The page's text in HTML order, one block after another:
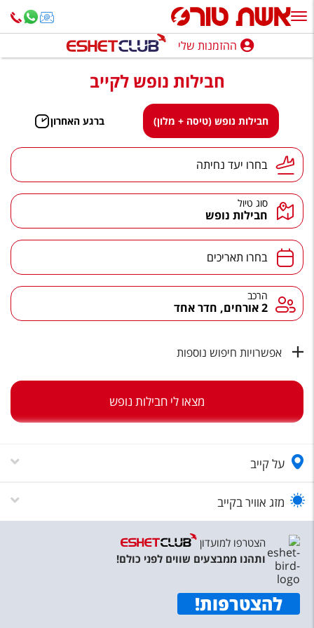
ההזמנות שלי
חופשה לפי סגנון
מלונות באילת
טיולים מאורגנים
סגנונות טיול
הרגע האחרון
חבילות בריאות וספא
טיסות לחו"ל
מלונות בחו"ל
שירות לקוחות
טופס צור קשר
נגישות
עקבו אחרינו
ההזמנות שלי
חבילות נופש לקייב
חבילות נופש (טיסה + מלון) ברגע האחרון
יעד נחיתהבחרו יעד נחיתה
סוג טיול
חבילות נופש
תאריכים בחרו תאריכים
הרכב הרכב
2 אורחים, חדר אחד
אפשרויות חיפוש נוספות
מצאו לי חבילות נופש
על קייב
מזג אוויר בקייב
הצטרפו למועדון
ותהנו ממבצעים שווים לפני כולם!
להצטרפות!